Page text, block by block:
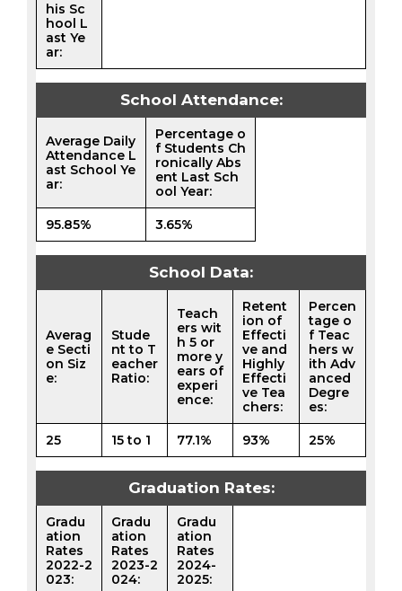
his Sc
hool L
ast Ye
ar:
School Attendance:
Average Daily
Attendance L
ast School Ye
ar:
Percentage o
f Students Ch
ronically Abs
ent Last Sch
ool Year:
95.85% 3.65%
School Data:
Averag
e Secti
on Siz
e:
Stude
nt to T
eacher
Ratio:
Teach
ers wit
h 5 or
more y
ears of
experi
ence:
Retent
ion of
Effecti
ve and
Highly
Effecti
ve Tea
chers:
Percen
tage o
f Teac
hers w
ith Adv
anced
Degre
es:
25 15 to 1 77.1% 93% 25%
Graduation Rates:
Gradu
ation
Rates
2022-2
023:
Gradu
ation
Rates
2023-2
024:
Gradu
ation
Rates
2024-
2025: